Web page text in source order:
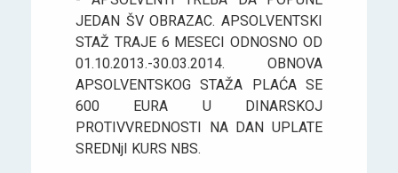
JEDAN ŠV OBRAZAC. APSOLVENTSKI
STAŽ TRAJE 6 MESECI ODNOSNO OD
01.10.2013.-30.03.2014. OBNOVA
APSOLVENTSKOG STAŽA PLAĆA SE
600 EURA U DINARSKOJ
PROTIVVREDNOSTI NA DAN UPLATE
SREDNjI KURS NBS.